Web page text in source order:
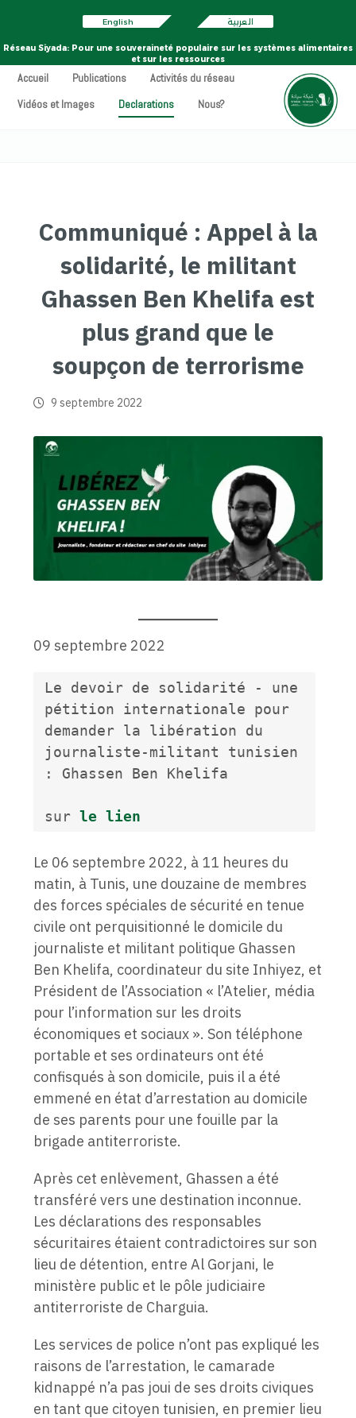
English العربية
Réseau Siyada: Pour une souveraineté populaire sur les systèmes alimentaires
et sur les ressources
Accueil Publications
Activités du réseau
Vidéos et Images
Declarations Nous?
Communiqué : Appel à la
solidarité, le militant
Ghassen Ben Khelifa est
plus grand que le
soupçon de terrorisme
9 septembre 2022
09 septembre 2022
Le devoir de solidarité - une
pétition internationale pour
demander la libération du
journaliste-militant tunisien
: Ghassen Ben Khelifa
sur le lien
Le 06 septembre 2022, à 11 heures du
matin, à Tunis, une douzaine de membres
des forces spéciales de sécurité en tenue
civile ont perquisitionné le domicile du
journaliste et militant politique Ghassen
Ben Khelifa, coordinateur du site Inhiyez, et
Président de l’Association « l’Atelier, média
pour l’information sur les droits
économiques et sociaux ». Son téléphone
portable et ses ordinateurs ont été
confisqués à son domicile, puis il a été
emmené en état d’arrestation au domicile
de ses parents pour une fouille par la
brigade antiterroriste.
Après cet enlèvement, Ghassen a été
transféré vers une destination inconnue.
Les déclarations des responsables
sécuritaires étaient contradictoires sur son
lieu de détention, entre Al Gorjani, le
ministère public et le pôle judiciaire
antiterroriste de Charguia.
Les services de police n’ont pas expliqué les
raisons de l’arrestation, le camarade
kidnappé n’a pas joui de ses droits civiques
en tant que citoyen tunisien, en premier lieu